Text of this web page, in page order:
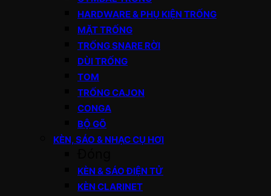
HARDWARE & PHỤ KIỆN TRỐNG
MẶT TRỐNG
TRỐNG SNARE RỜI
DÙI TRỐNG
TOM
TRỐNG CAJON
CONGA
BỘ GÕ
KÈN, SÁO & NHẠC CỤ HƠI
KÈN & SÁO ĐIỆN TỬ
KÈN CLARINET